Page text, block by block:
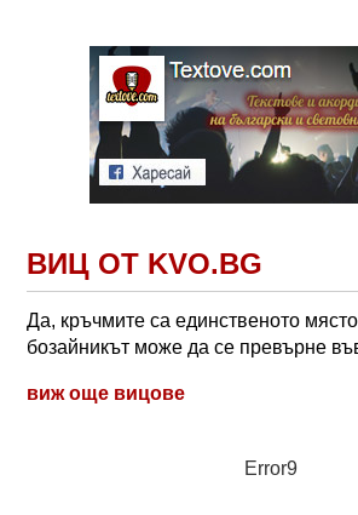
ВИЦ ОТ KVO.BG
Да, кръчмите са единственото
бозайникът може да се превърне
виж още вицове
Error9